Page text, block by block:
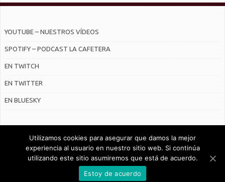
YOUTUBE – NUESTROS VÍDEOS
SPOTIFY – PODCAST LA CAFETERA
EN TWITCH
EN TWITTER
EN BLUESKY
© Radiocable en Internet S.L.
CONTRATO DE SERVICIOS Y POLÍTICA DE PRIVACIDAD
Utilizamos cookies para asegurar que damos la mejor
experiencia al usuario en nuestro sitio web. Si continúa
utilizando este sitio asumiremos que está de acuerdo.
Estoy de acuerdo